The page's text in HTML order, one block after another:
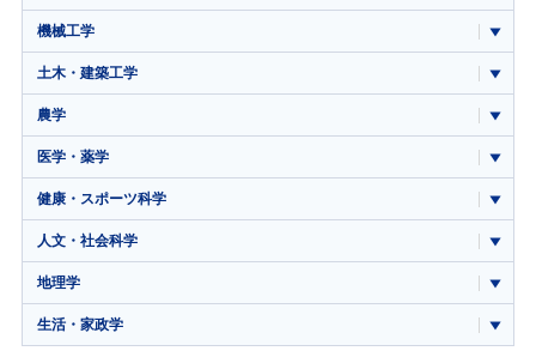
機械工学
土木・建築工学
農学
医学・薬学
健康・スポーツ科学
人文・社会科学
地理学
生活・家政学